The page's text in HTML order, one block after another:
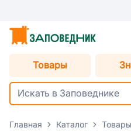
Товары
Главная Каталог